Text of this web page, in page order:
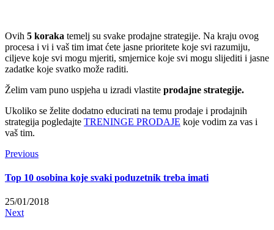
Ovih 5 koraka temelj su svake prodajne strategije. Na kraju ovog
procesa i vi i vaš tim imat ćete jasne prioritete koje svi razumiju,
ciljeve koje svi mogu mjeriti, smjernice koje svi mogu slijediti i jasne
zadatke koje svatko može raditi.
Želim vam puno uspjeha u izradi vlastite prodajne strategije.
Ukoliko se želite dodatno educirati na temu prodaje i prodajnih
strategija pogledajte TRENINGE PRODAJE koje vodim za vas i
vaš tim.
Previous
Top 10 osobina koje svaki poduzetnik treba imati
25/01/2018
Next